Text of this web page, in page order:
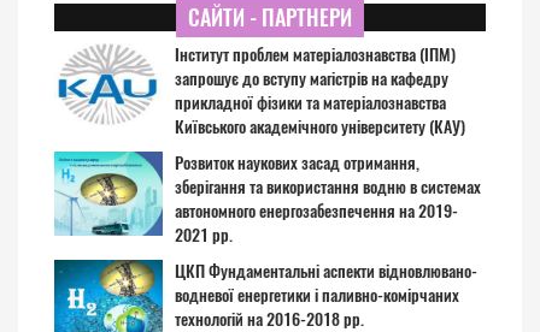
САЙТИ - ПАРТНЕРИ
Інститут проблем матеріалознавства (ІПМ)
запрошує до вступу магістрів на кафедру
прикладної фізики та матеріалознавства
Київського академічного університету (КАУ)
Розвиток наукових засад отримання,
зберігання та використання водню в системах
автономного енергозабезпечення на 2019-
2021 рр.
ЦКП Фундаментальні аспекти відновлювано-
водневої енергетики і паливно-комірчаних
технологій на 2016-2018 рр.